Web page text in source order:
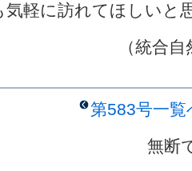
気軽に訪れてほしいと
（統合
第583号一覧
無断